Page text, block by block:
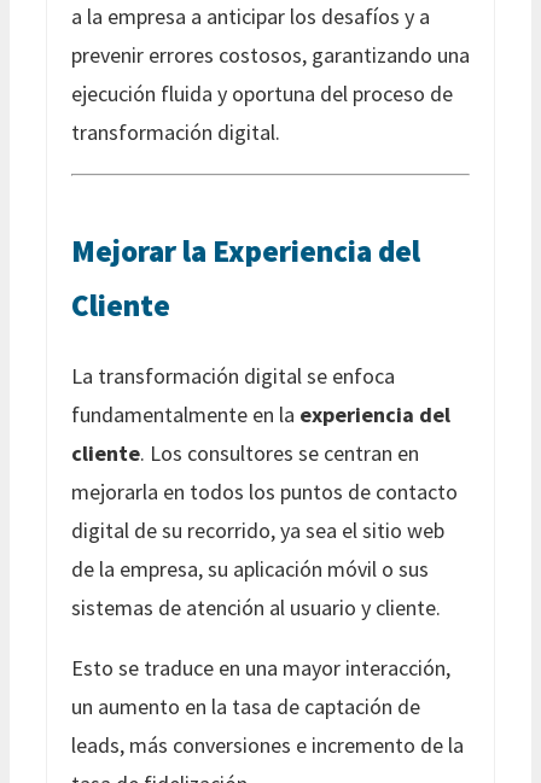
a la empresa a anticipar los desafíos y a
prevenir errores costosos, garantizando una
ejecución fluida y oportuna del proceso de
transformación digital.
Mejorar la Experiencia del
Cliente
La transformación digital se enfoca
fundamentalmente en la experiencia del
cliente. Los consultores se centran en
mejorarla en todos los puntos de contacto
digital de su recorrido, ya sea el sitio web
de la empresa, su aplicación móvil o sus
sistemas de atención al usuario y cliente.
Esto se traduce en una mayor interacción,
un aumento en la tasa de captación de
leads, más conversiones e incremento de la